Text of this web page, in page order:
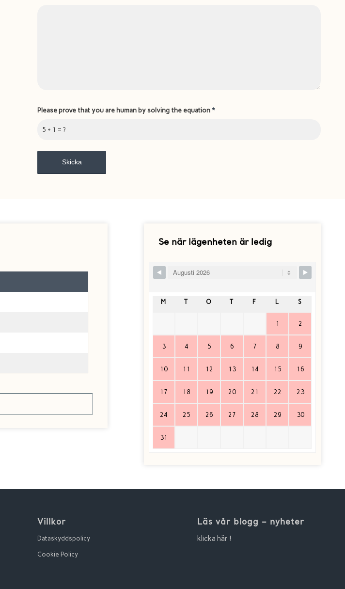
5 + 1 = ?
Please prove that you are human by solving the equation*
Se när lägenheten är ledig
Skip Booking Form
M T O T F L S
1 2
3 4 5 6 7 8 9
10 11 12 13 14 15 16
17 18 19 20 21 22 23
24 25 26 27 28 29 30
31
Villkor
Dataskyddspolicy
Cookie Policy
Läs vår blogg – nyheter
klicka här !